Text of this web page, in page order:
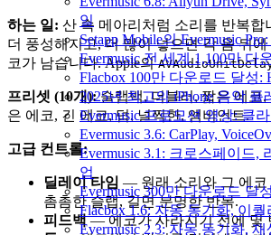
일
Setapp Mobile의 Evermusic
Evermusic 전 세계 1,100만 다
Flacbox 100만 다운로드 달성:
2025년 최고의 iPhone 음악 플
Evermusic 프로모션 영상: 클
Evermusic 3.6: CarPlay,
Evermusic 3.1: 크로스페이드,
업
Evermusic 300만 다운로드 달
Flacbox 1.6: 자동 동기화, 이퀄
Evermusic 2.3: 자동 동기화,
하는 일: 산 속 메아리처럼 소리를 반복합
더 풍성해지고, 더 많이 넣으면 각 음 뒤
코가 남습니다. Apple의
프리셋 (10개):슬랩백, 더블러, 짧은 에코,
은 에코, 긴 에코, 덥, 널찍한, 앰비언트.
고급 컨트롤:
딜레이 타임 — 원래 소리와 그 에코
촘촘한 슬랩, 길면 분명한 반복.
피드백— 에코가 사라지기 전에 몇